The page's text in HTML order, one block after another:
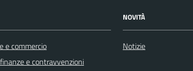
e commercio
e contravvenzioni
NOVITÀ
Notizie